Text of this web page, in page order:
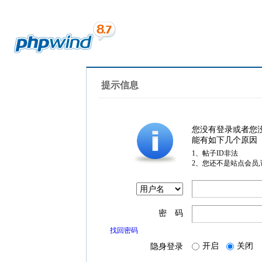
提示信息
您没有登录或者您
能有如下几个原因
1、帖子ID非法
2、您还不是站点会员
密 码
找回密码
隐身登录 开启 关闭